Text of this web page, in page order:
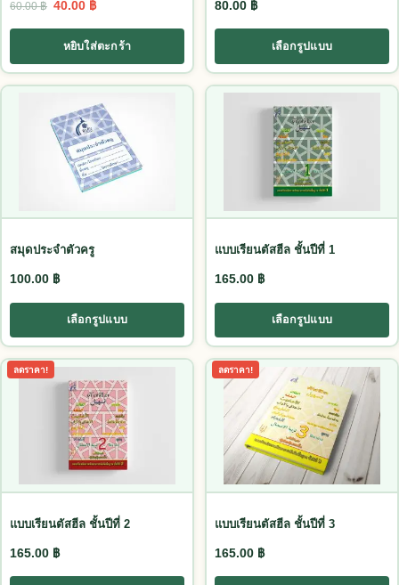
60.00฿ Original price was: 60.00 ฿.
40.00 ฿Current price is: 40.00 ฿.
หยิบใส่ตะกร้า
80.00 ฿
เลือกรูปแบบ
สมุดประจำตัวครู
100.00 ฿
เลือกรูปแบบ
This product has multiple variants. The options may be
แบบเรียนตัสฮีล ชั้นปีที่ 1
165.00 ฿
เลือกรูปแบบ
This product has multiple
ลดราคา!
แบบเรียนตัสฮีล ชั้นปีที่ 2
165.00 ฿
This product has multiple variants. The options may be
ลดราคา!
แบบเรียนตัสฮีล ชั้นปีที่ 3
165.00 ฿
This product has multiple